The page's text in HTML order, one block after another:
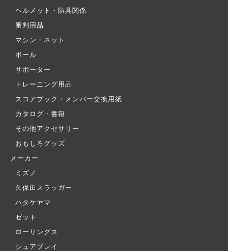
ヘルメット・防具関係
審判用品
マシン・ネット
ボール
サポーター
トレーニング用品
スコアブック・メンバー交換用紙
カタログ・書籍
その他アクセサリー
おもしろグッズ
メーカー
ミズノ
久保田スラッガー
ハタケヤマ
ゼット
ローリングス
シュアプレイ